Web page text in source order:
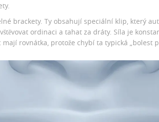
brackety. Ty obsahují speciální klip, který
ordinaci a tahat za dráty. Síla je
mají rovnátka, protože chybí ta typická „bolest